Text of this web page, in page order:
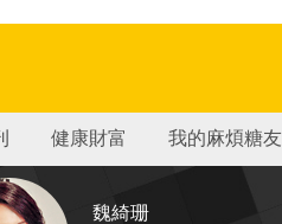
健康財富 我的麻煩糖友
魏綺珊